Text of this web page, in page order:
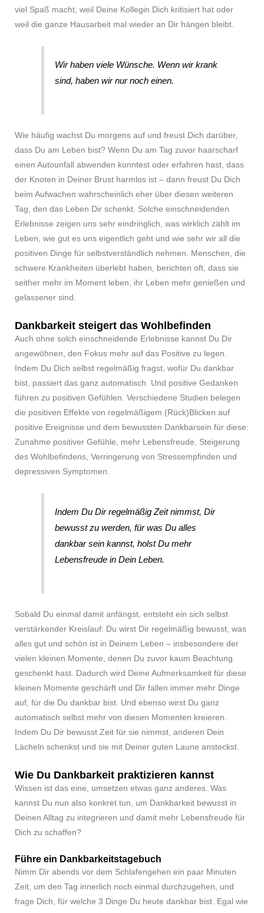
viel Spaß macht, weil Deine Kollegin Dich kritisiert hat oder
weil die ganze Hausarbeit mal wieder an Dir hängen bleibt.
Wir haben viele Wünsche. Wenn wir krank
sind, haben wir nur noch einen.
Wie häufig wachst Du morgens auf und freust Dich darüber,
dass Du am Leben bist? Wenn Du am Tag zuvor haarscharf
einen Autounfall abwenden konntest oder erfahren hast, dass
der Knoten in Deiner Brust harmlos ist – dann freust Du Dich
beim Aufwachen wahrscheinlich eher über diesen weiteren
Tag, den das Leben Dir schenkt. Solche einschneidenden
Erlebnisse zeigen uns sehr eindringlich, was wirklich zählt im
Leben, wie gut es uns eigentlich geht und wie sehr wir all die
positiven Dinge für selbstverständlich nehmen. Menschen, die
schwere Krankheiten überlebt haben, berichten oft, dass sie
seither mehr im Moment leben, ihr Leben mehr genießen und
gelassener sind.
Dankbarkeit steigert das Wohlbefinden
Auch ohne solch einschneidende Erlebnisse kannst Du Dir
angewöhnen, den Fokus mehr auf das Positive zu legen.
Indem Du Dich selbst regelmäßig fragst, wofür Du dankbar
bist, passiert das ganz automatisch. Und positive Gedanken
führen zu positiven Gefühlen. Verschiedene Studien belegen
die positiven Effekte von regelmäßigem (Rück)Blicken auf
positive Ereignisse und dem bewussten Dankbarsein für diese:
Zunahme positiver Gefühle, mehr Lebensfreude, Steigerung
des Wohlbefindens, Verringerung von Stressempfinden und
depressiven Symptomen.
Indem Du Dir regelmäßig Zeit nimmst, Dir
bewusst zu werden, für was Du alles
dankbar sein kannst, holst Du mehr
Lebensfreude in Dein Leben.
Sobald Du einmal damit anfängst, entsteht ein sich selbst
verstärkender Kreislauf: Du wirst Dir regelmäßig bewusst, was
alles gut und schön ist in Deinem Leben – insbesondere der
vielen kleinen Momente, denen Du zuvor kaum Beachtung
geschenkt hast. Dadurch wird Deine Aufmerksamkeit für diese
kleinen Momente geschärft und Dir fallen immer mehr Dinge
auf, für die Du dankbar bist. Und ebenso wirst Du ganz
automatisch selbst mehr von diesen Momenten kreieren.
Indem Du Dir bewusst Zeit für sie nimmst, anderen Dein
Lächeln schenkst und sie mit Deiner guten Laune ansteckst.
Wie Du Dankbarkeit praktizieren kannst
Wissen ist das eine, umsetzen etwas ganz anderes. Was
kannst Du nun also konkret tun, um Dankbarkeit bewusst in
Deinen Alltag zu integrieren und damit mehr Lebensfreude für
Dich zu schaffen?
Führe ein Dankbarkeitstagebuch
Nimm Dir abends vor dem Schlafengehen ein paar Minuten
Zeit, um den Tag innerlich noch einmal durchzugehen, und
frage Dich, für welche 3 Dinge Du heute dankbar bist. Egal wie